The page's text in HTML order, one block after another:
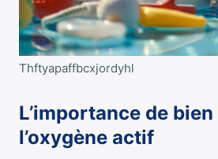
Thftyapaffbcxjordyhl
L’importance de
l’oxygène actif